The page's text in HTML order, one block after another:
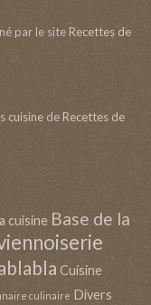
par le siteRecettes de
cuisinedeRecettes de
cuisine Base de la
Cuisine
culinaire Divers